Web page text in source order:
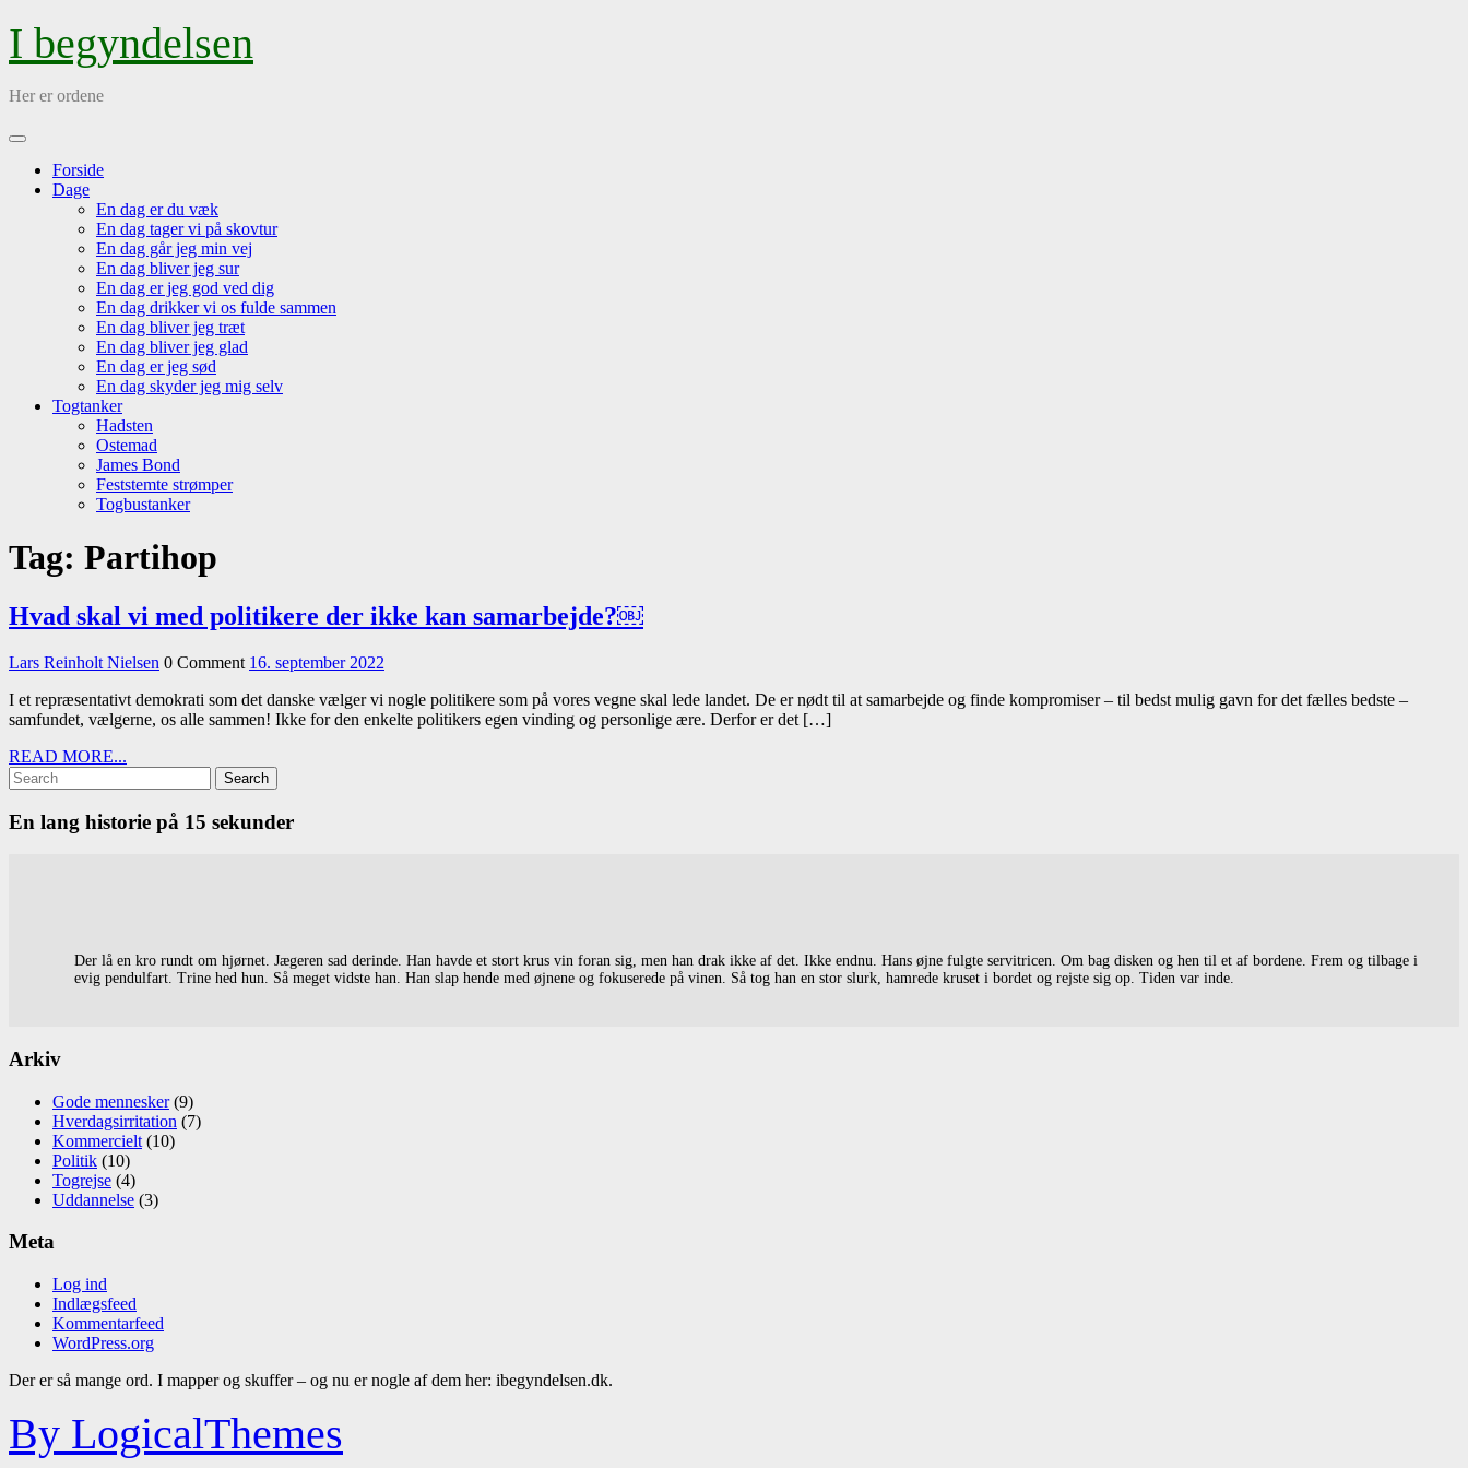
Skip
content
I begyndelsen
Her er ordene
Open
Forside
Dage
En dag er du væk
En dag tager vi på skovtur
En dag går jeg min vej
En dag bliver jeg sur
En dag er jeg god ved dig
En dag drikker vi os fulde sammen
En dag bliver jeg træt
En dag bliver jeg glad
En dag er jeg sød
En dag skyder jeg mig selv
Togtanker
Hadsten
Ostemad
James Bond
Feststemte strømper
Togbustanker
Menu
Tag: Partihop
Hvad skal vi med politikere der ikke kan samarbejde?￼Hvad
med
politikere
Lars Reinholt Nielsen Lars
Nielsen
0 Comment 16. september 2022
2022
I et repræsentativt demokrati som det danske vælger vi nogle politikere som på vores vegne skal lede landet. De er nødt til at samarbejde og finde kompromiser – til bedst mulig gavn for det fælles bedste –
samfundet, vælgerne, os alle sammen! Ikke for den enkelte politikers egen vinding og personlige ære. Derfor er det […]
READ MORE...
Search
for:
En lang historie på 15 sekunder
Der lå en kro rundt om hjørnet. Jægeren sad derinde. Han havde et stort krus vin foran sig, men han drak ikke af det. Ikke endnu. Hans øjne fulgte servitricen. Om bag disken og hen til et af bordene. Frem og tilbage i
evig pendulfart. Trine hed hun. Så meget vidste han. Han slap hende med øjnene og fokuserede på vinen. Så tog han en stor slurk, hamrede kruset i bordet og rejste sig op. Tiden var inde.
Arkiv
Gode mennesker(9)
Hverdagsirritation (7)
Kommercielt (10)
Politik (10)
Togrejse (4)
Uddannelse (3)
Meta
Log ind
Indlægsfeed
Kommentarfeed
WordPress.org
Der er så mange ord. I mapper og skuffer – og nu er nogle af dem her: ibegyndelsen.dk.
By LogicalThemes